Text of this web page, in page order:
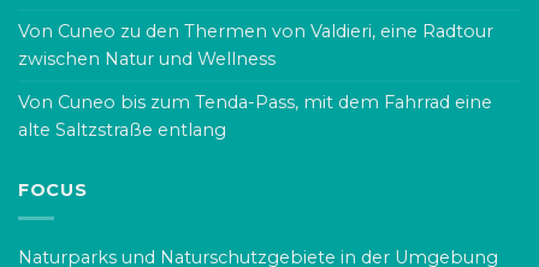
Von Cuneo zu den Thermen von Valdieri, eine Radtour
zwischen Natur und Wellness
Von Cuneo bis zum Tenda-Pass, mit dem Fahrrad eine
alte Saltzstraße entlang
FOCUS
Naturparks und Naturschutzgebiete in der Umgebung